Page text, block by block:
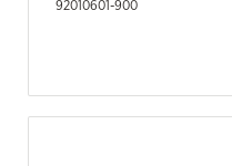
92010601-900